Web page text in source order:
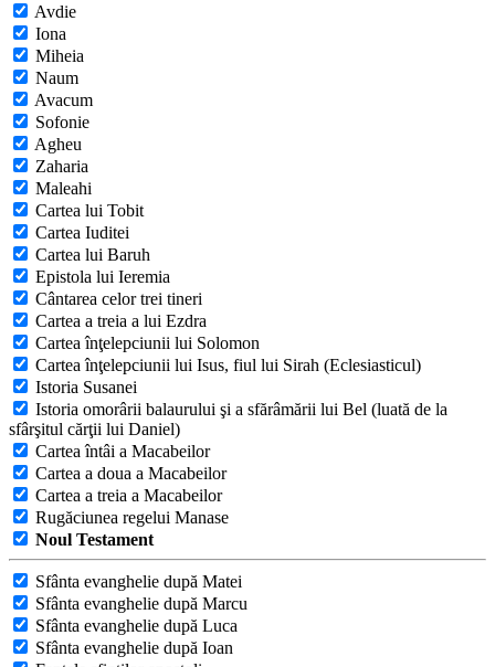
Avdie
Iona
Miheia
Naum
Avacum
Sofonie
Agheu
Zaharia
Maleahi
Cartea lui Tobit
Cartea Iuditei
Cartea lui Baruh
Epistola lui Ieremia
Cântarea celor trei tineri
Cartea a treia a lui Ezdra
Cartea înţelepciunii lui Solomon
Cartea înţelepciunii lui Isus, fiul lui Sirah (Eclesiasticul)
Istoria Susanei
Istoria omorârii balaurului şi a sfărâmării lui Bel (luată de la
sfârşitul cărţii lui Daniel)
Cartea întâi a Macabeilor
Cartea a doua a Macabeilor
Cartea a treia a Macabeilor
Rugăciunea regelui Manase
Noul Testament
Sfânta evanghelie după Matei
Sfânta evanghelie după Marcu
Sfânta evanghelie după Luca
Sfânta evanghelie după Ioan